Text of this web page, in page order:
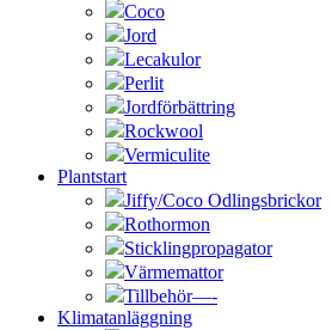
Coco
Jord
Lecakulor
Perlit
Jordförbättring
Rockwool
Vermiculite
Plantstart
Jiffy/Coco Odlingsbrickor
Rothormon
Sticklingpropagator
Värmemattor
Tillbehör—-
Klimatanläggning